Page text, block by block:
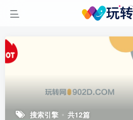
搜索引擎 共12篇